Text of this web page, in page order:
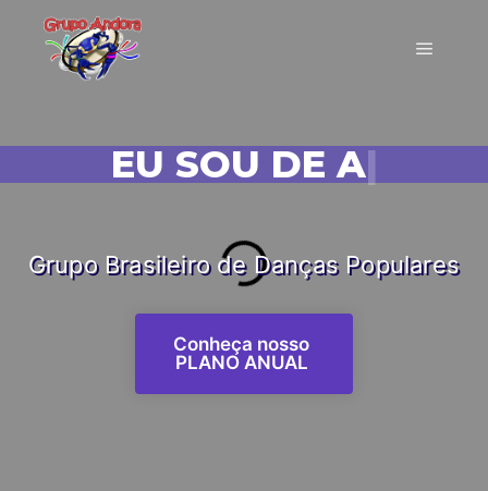
EU SOU DE ANDORA!
Grupo Brasileiro de Danças Populares
Conheça nosso
PLANO ANUAL